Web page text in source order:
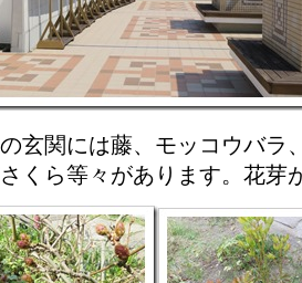
玄関には藤、モッコウバラ
くら等々があります。花芽